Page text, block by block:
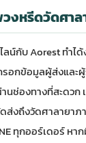
งหรีดวัดศาล
ลน์กับ Aorest ทำไ
อกข้อมูลผู้ส่งและ
นช่องทางที่สะดวก
ถึงวัดศาลายาภา
ทุกออร์เดอร์ หา